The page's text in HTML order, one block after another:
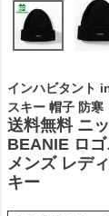
インハビタント
スキー 帽子 防寒
送料無料 ニ
BEANIE ロ
メンズ レデ
キー